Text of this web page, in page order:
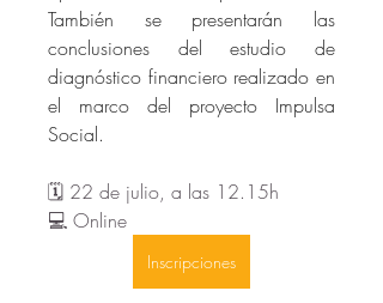
También se presentarán las
conclusiones del estudio de
diagnóstico financiero realizado en
el marco del proyecto Impulsa
Social.
🗓️ 22 de julio, a las 12.15h
💻 Online
Inscripciones